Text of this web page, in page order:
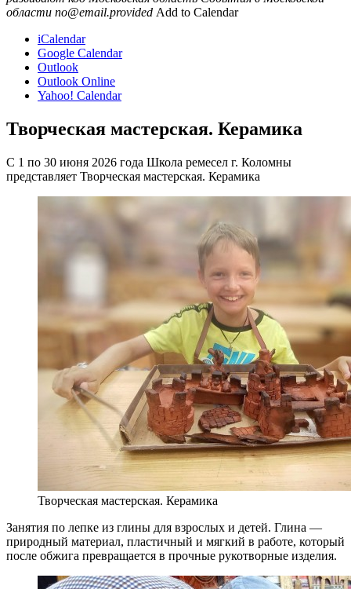
области no@email.provided Add to Calendar
iCalendar
Google Calendar
Outlook
Outlook Online
Yahoo! Calendar
Творческая мастерская. Керамика
С 1 по 30 июня 2026 года Школа ремесел г. Коломны
представляет Творческая мастерская. Керамика
Творческая мастерская. Керамика
Занятия по лепке из глины для взрослых и детей. Глина —
природный материал, пластичный и мягкий в работе, который
после обжига превращается в прочные рукотворные изделия.